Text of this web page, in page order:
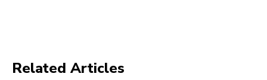
Related Articles